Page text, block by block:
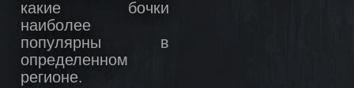
какие бочки
наиболее
популярны в
определенном
регионе.